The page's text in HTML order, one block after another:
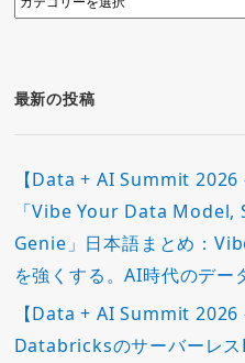
テ
ー
最新の投稿
【Data + AI Summit 2026
「Vibe Your Data
Genie」日本語まとめ：
を強くする。AI時代のデー
【Data + AI Summit 2026
Databricksのサーバーレ